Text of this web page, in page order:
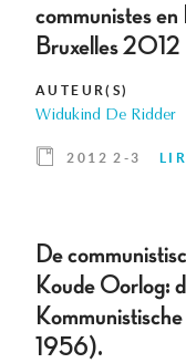
communistes
Bruxelles 2012
AUTEUR(S)
Widukind De Ridder
2012 2-3
De
Koude Oorlog:
1956).